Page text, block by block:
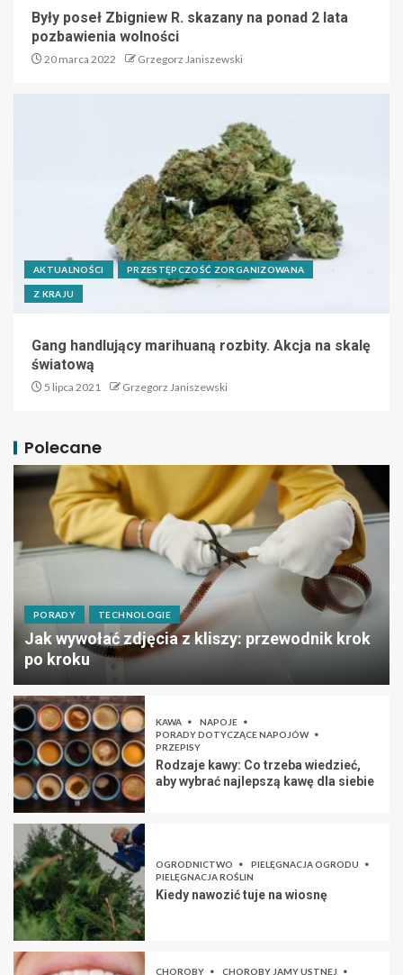
Były poseł Zbigniew R. skazany na ponad 2 lata
pozbawienia wolności
20 marca 2022 Grzegorz Janiszewski
AKTUALNOŚCI PRZESTĘPCZOŚĆ ZORGANIZOWANA
Z KRAJU
Gang handlujący marihuaną rozbity. Akcja na skalę
światową
5 lipca 2021 Grzegorz Janiszewski
Polecane
PORADY TECHNOLOGIE
Jak wywołać zdjęcia z kliszy: przewodnik krok
po kroku
KAWA
NAPOJE
PORADY DOTYCZĄCE NAPOJÓW
PRZEPISY
Rodzaje kawy: Co trzeba wiedzieć,
aby wybrać najlepszą kawę dla siebie
OGRODNICTWO
PIELĘGNACJA OGRODU
PIELĘGNACJA ROŚLIN
Kiedy nawozić tuje na wiosnę
CHOROBY
CHOROBY JAMY USTNEJ